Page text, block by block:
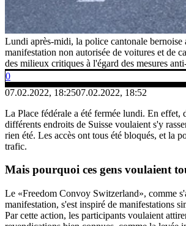
Lundi après-midi, la police cantonale bernoise
manifestation non autorisée de voitures et de
des milieux critiques à l'égard des mesures
0
07.02.2022, 18:2507.02.2022, 18:52
La Place fédérale a été fermée lundi. En effet,
différents endroits de Suisse voulaient s'y
rien été. Les accès ont tous été bloqués, et la
trafic.
Mais pourquoi ces gens voulaient
Le «Freedom Convoy Switzerland», comme
manifestation, s'est inspiré de manifestations
Par cette action, les participants voulaient